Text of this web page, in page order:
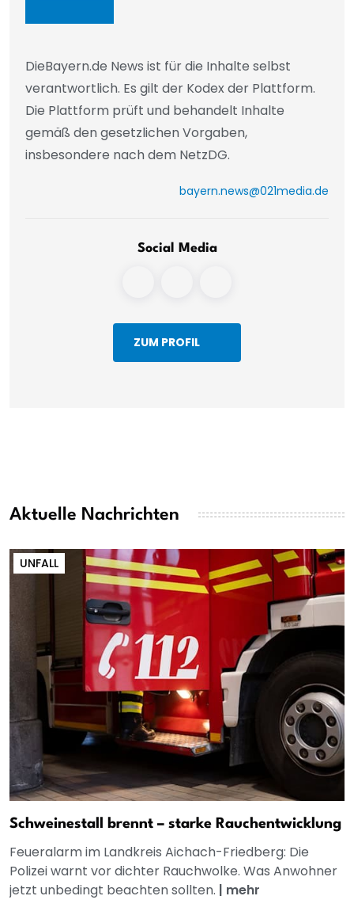
DieBayern.de News ist für die Inhalte selbst
verantwortlich. Es gilt der Kodex der Plattform.
Die Plattform prüft und behandelt Inhalte
gemäß den gesetzlichen Vorgaben,
insbesondere nach dem NetzDG.
bayern.news@021media.de
Social Media
ZUM PROFIL
Aktuelle Nachrichten
UNFALL
Schweinestall brennt – starke Rauchentwicklung
Feueralarm im Landkreis Aichach-Friedberg: Die
Polizei warnt vor dichter Rauchwolke. Was Anwohner
jetzt unbedingt beachten sollten. | mehr